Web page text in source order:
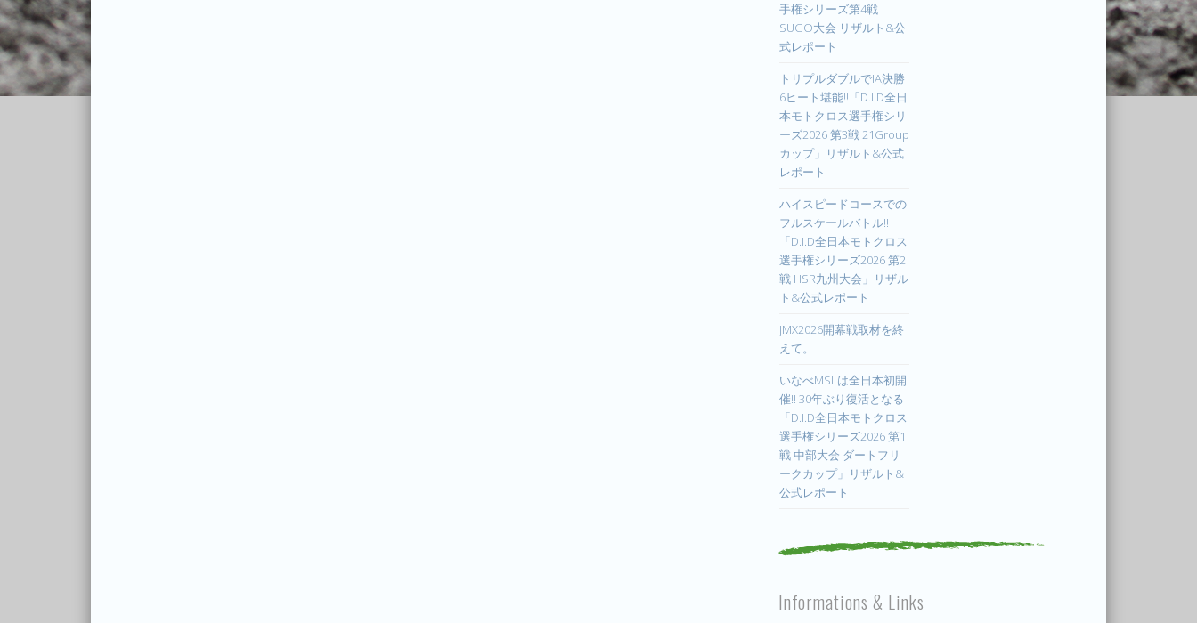
手権シリーズ第4戦
SUGO大会 リザルト&公
式レポート
トリプルダブルでIA決勝
6ヒート堪能!!「D.I.D全日
本モトクロス選手権シリ
ーズ2026 第3戦 21Group
カップ」リザルト&公式
レポート
ハイスピードコースでの
フルスケールバトル!!
「D.I.D全日本モトクロス
選手権シリーズ2026 第2
戦 HSR九州大会」リザル
ト&公式レポート
JMX2026開幕戦取材を終
えて。
いなべMSLは全日本初開
催!! 30年ぶり復活となる
「D.I.D全日本モトクロス
選手権シリーズ2026 第1
戦 中部大会 ダートフリ
ークカップ」リザルト&
公式レポート
Informations & Links